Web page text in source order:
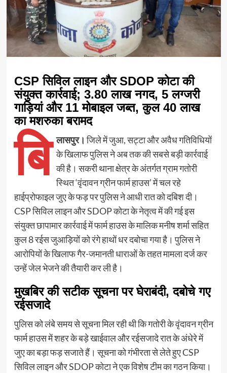
CSP सिविल लाइन और SDOP कोटा की
संयुक्त कार्रवाई; 3.80 लाख नगद, 5 लग्जरी
गाड़ियां और 11 मोबाइल जब्त, कुल 40 लाख
का मशरुका बरामद
बि लासपुर। जिले में जुआ, सट्टा और अवैध गतिविधियों
के खिलाफ पुलिस ने अब तक की सबसे बड़ी कार्रवाई
की है। सकरी थाना क्षेत्र के अंतर्गत ग्राम गतोरी
स्थित ‘वृंदावन ग्रीन फार्म हाउस’ में चल रहे
हाईप्रोफाइल जुए के फड़ पर पुलिस ने आधी रात को दबिश दी।
CSP सिविल लाइन और SDOP कोटा के नेतृत्व में की गई इस
संयुक्त छापामार कार्रवाई में फार्म हाउस के मालिक मनीष शर्मा सहित
कुल 8 रईस जुआड़ियों को रंगे हाथों धर दबोचा गया है। पुलिस ने
आरोपियों के खिलाफ गैर-जमानती धाराओं के तहत मामला दर्ज कर
उन्हें जेल भेजने की तैयारी कर ली है।
मुखबिर की सटीक सूचना पर घेराबंदी, दबोचे गए
रईसजादे
पुलिस को लंबे समय से सूचना मिल रही थी कि गतोरी के वृंदावन ग्रीन
फार्म हाउस में शहर के बड़े खाईवाल और रईसजादे रात के अंधेरे में
जुए का बड़ा फड़ सजाते हैं। सूचना को गंभीरता से लेते हुए CSP
सिविल लाइन और SDOP कोटा ने एक विशेष टीम का गठन किया।